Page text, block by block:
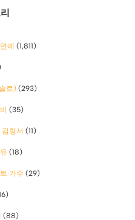
예 (1,811)
로) (293)
(35)
김형서 (11)
(18)
가수 (29)
(88)